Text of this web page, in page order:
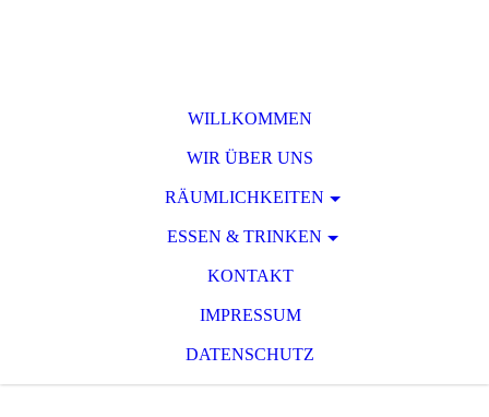
WILLKOMMEN
WIR ÜBER UNS
RÄUMLICHKEITEN
ESSEN & TRINKEN
KONTAKT
IMPRESSUM
DATENSCHUTZ